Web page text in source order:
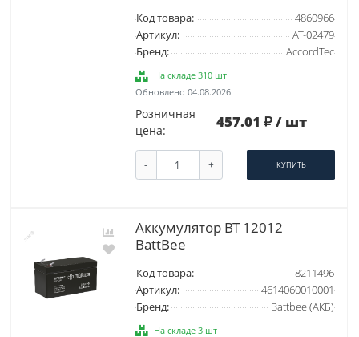
Код товара:
4860966
Артикул:
AT-02479
Бренд:
AccordTec
На складе 310 шт
Обновлено 04.08.2026
Розничная
цена:
457.01 / шт
- + КУПИТЬ
Аккумулятор BT 12012
BattBee
Код товара:
8211496
Артикул:
4614060010001
Бренд:
Battbee (АКБ)
На складе 3 шт